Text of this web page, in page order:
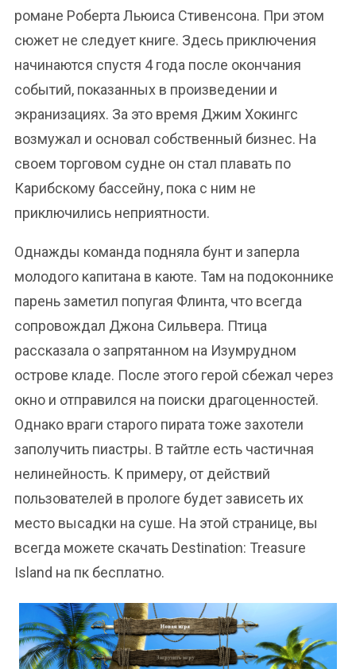
романе Роберта Льюиса Стивенсона. При этом
сюжет не следует книге. Здесь приключения
начинаются спустя 4 года после окончания
событий, показанных в произведении и
экранизациях. За это время Джим Хокингс
возмужал и основал собственный бизнес. На
своем торговом судне он стал плавать по
Карибскому бассейну, пока с ним не
приключились неприятности.
Однажды команда подняла бунт и заперла
молодого капитана в каюте. Там на подоконнике
парень заметил попугая Флинта, что всегда
сопровождал Джона Сильвера. Птица
рассказала о запрятанном на Изумрудном
острове кладе. После этого герой сбежал через
окно и отправился на поиски драгоценностей.
Однако враги старого пирата тоже захотели
заполучить пиастры. В тайтле есть частичная
нелинейность. К примеру, от действий
пользователей в прологе будет зависеть их
место высадки на суше. На этой странице, вы
всегда можете скачать Destination: Treasure
Island на пк бесплатно.